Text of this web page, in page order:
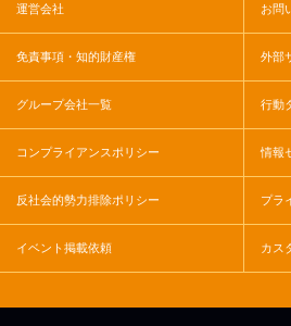
運営会社 お問
免責事項・知的財産権 外部
グループ会社一覧 行動
コンプライアンスポリシー 情報
反社会的勢力排除ポリシー プラ
イベント掲載依頼 カス